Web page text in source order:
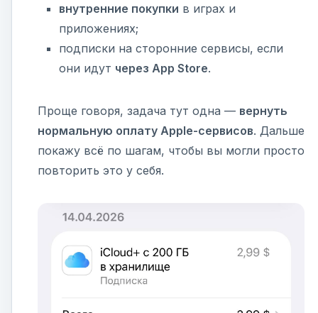
внутренние покупки в играх и
приложениях;
подписки на сторонние сервисы, если
они идут через App Store.
Проще говоря, задача тут одна — вернуть
нормальную оплату Apple-сервисов. Дальше
покажу всё по шагам, чтобы вы могли просто
повторить это у себя.